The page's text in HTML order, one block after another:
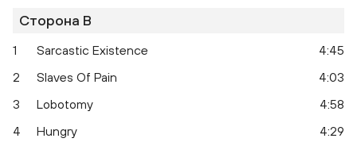
Сторона B
1 Sarcastic Existence
4:45
2
Slaves Of Pain
4:03
3
Lobotomy
4:58
4
Hungry
4:29